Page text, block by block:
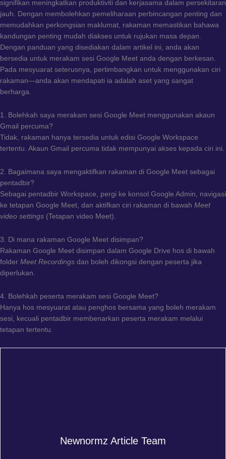
signifikan meningkatkan produktiviti dan kerjasama dalam persekitaran
jauh. Dengan membolehkan pemeliharaan perbincangan penting dan
memudahkan perkongsian maklumat, rakaman memastikan bahawa
kandungan penting mudah diakses untuk rujukan masa depan.
Dengan panduan yang disediakan dalam artikel ini, anda akan
bersedia untuk merakam sesi Google Meet anda dengan berkesan.
Pada mesyuarat seterusnya, pertimbangkan untuk menggunakan ciri
rakaman—anda akan mendapati ia adalah aset yang sangat
berharga.
1. Bolehkah saya merakam sesi Google Meet menggunakan akaun
Gmail percuma?
Tidak, rakaman hanya tersedia untuk edisi Google Workspace
tertentu. Akaun Gmail percuma tidak mempunyai akses kepada ciri ini.
2. Bagaimana saya mengaktifkan rakaman di Google Meet sebagai
pentadbir?
Sebagai pentadbir Workspace, pergi ke konsol Google Admin, navigasi
ke tetapan Google Meet, dan aktifkan ciri rakaman di bawah Meet
video settings (Tetapan video Meet).
3. Di mana rakaman Google Meet disimpan?
Rakaman Google Meet disimpan dalam Google Drive hos di bawah
folder Meet Recordings dan boleh dikongsi dengan peserta jika
diperlukan.
4. Bolehkah peserta merakam sesi Google Meet?
Hanya hos mesyuarat atau penghos bersama yang boleh merakam
sesi, kecuali pentadbir membenarkan peserta merakam melalui
tetapan tertentu.
Newnormz Article Team